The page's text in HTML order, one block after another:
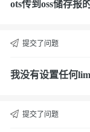
ots传到oss储存报
提交了问题
我没有设置任何
提交了问题